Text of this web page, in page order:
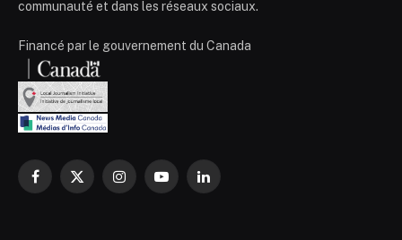
communauté et dans les réseaux sociaux.
Financé par le gouvernement du Canada
Facebook
X
InstagramYouTubeLinkedIn